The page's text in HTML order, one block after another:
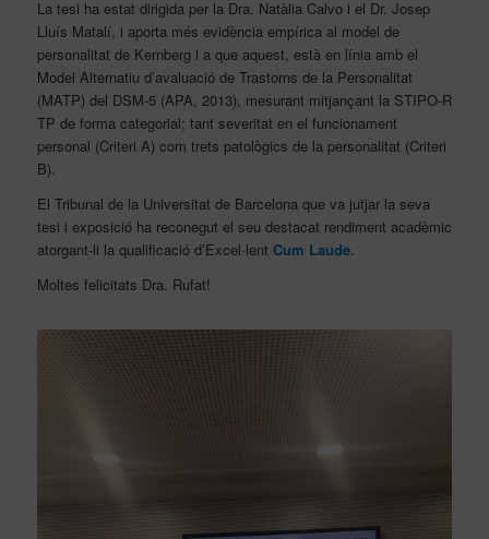
La tesi ha estat dirigida per la Dra. Natàlia Calvo i el Dr. Josep
Lluís Matalí, i aporta més evidència empírica al model de
personalitat de Kernberg i a que aquest, està en línia amb el
Model Alternatiu d’avaluació de Trastorns de la Personalitat
(MATP) del DSM-5 (APA, 2013), mesurant mitjançant la STIPO-R
TP de forma categorial; tant severitat en el funcionament
personal (Criteri A) com trets patològics de la personalitat (Criteri
B).
El Tribunal de la Universitat de Barcelona que va jutjar la seva
tesi i exposició ha reconegut el seu destacat rendiment acadèmic
atorgant-li la qualificació d’Excel·lent Cum Laude.
Moltes felicitats Dra. Rufat!